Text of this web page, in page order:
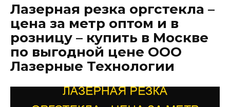
Лазерная резка оргстекла –
цена за метр оптом и в
розницу – купить в Москве
по выгодной цене ООО
Лазерные Технологии